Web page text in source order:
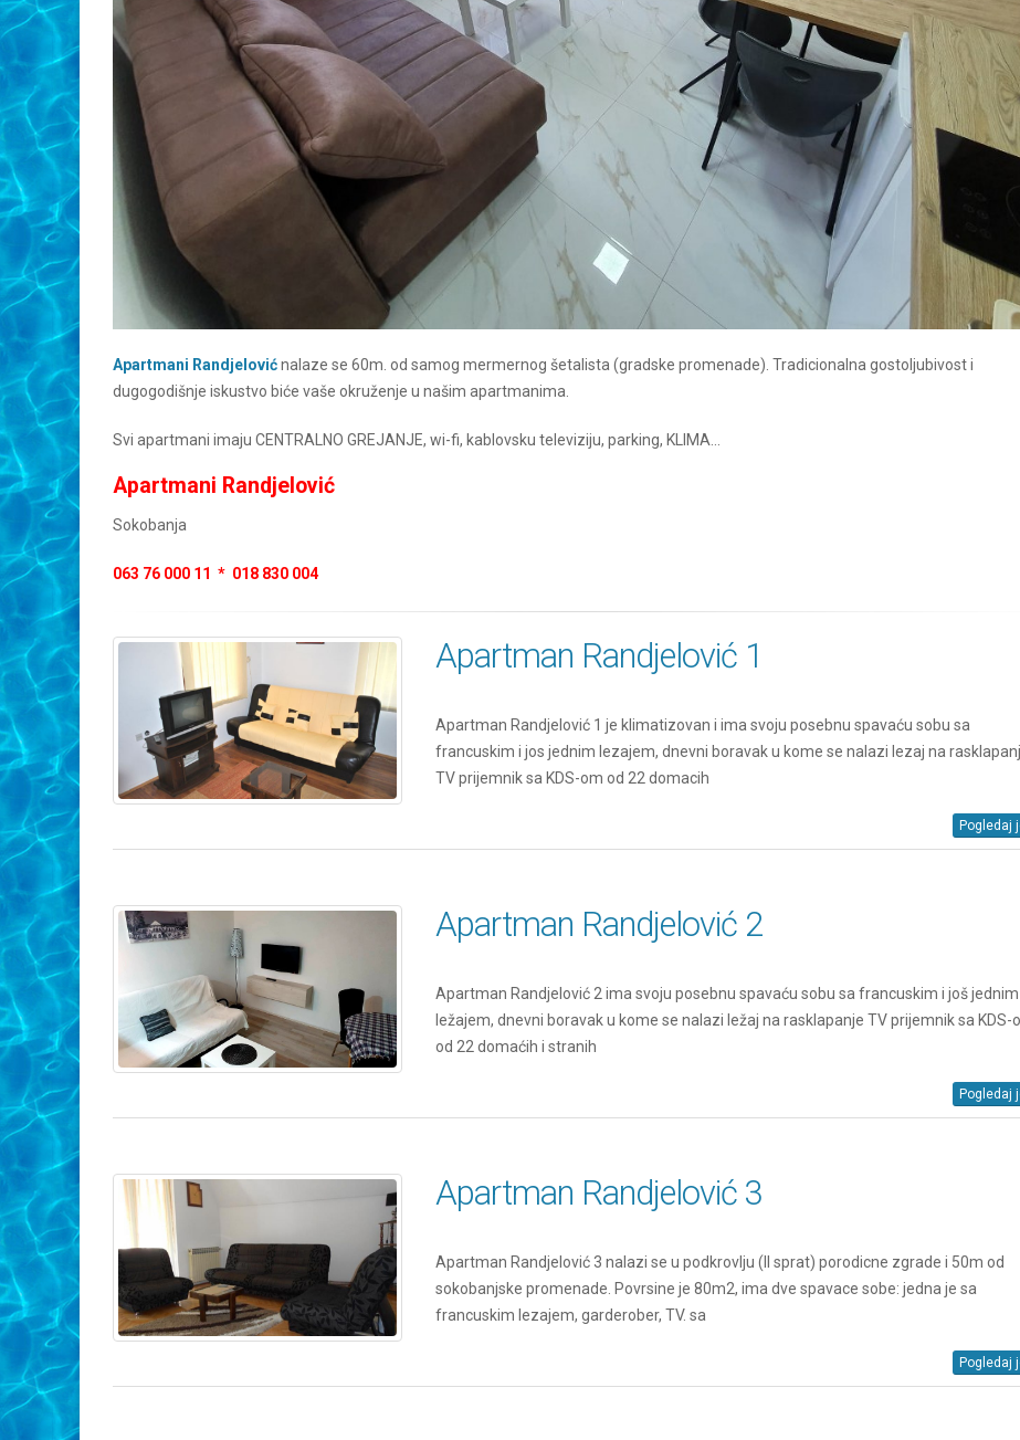
Apartmani Randjelovićnalaze se 60m. od samog mermernog šetalista (gradske promenade). Tradicionalna gostoljubivost i
dugogodišnje iskustvo biće vaše okruženje u našim apartmanima.
Svi apartmani imaju CENTRALNO GREJANJE, wi-fi, kablovsku televiziju, parking, KLIMA...
Apartmani Randjelović
Sokobanja
063 76 000 11 * 018 830 004
Apartman Randjelović 1
Apartman Randjelović 1 je klimatizovan i ima svoju posebnu spavaću sobu sa
francuskim i jos jednim lezajem, dnevni boravak u kome se nalazi lezaj na
TV prijemnik sa KDS-om od 22 domacih
Pogledaj
Apartman Randjelović 2
Apartman Randjelović 2 ima svoju posebnu spavaću sobu sa francuskim i još jednim
ležajem, dnevni boravak u kome se nalazi ležaj na rasklapanje TV prijemnik sa KDS-
od 22 domaćih i stranih
Pogledaj
Apartman Randjelović 3
Apartman Randjelović 3 nalazi se u podkrovlju (ll sprat) porodicne zgrade i 50m od
sokobanjske promenade. Povrsine je 80m2, ima dve spavace sobe: jedna je sa
francuskim lezajem, garderober, TV. sa
Pogledaj